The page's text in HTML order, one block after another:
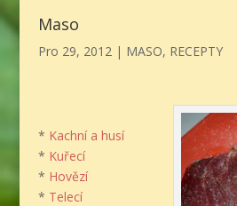
Maso
Pro 29, 2012| MASO, RECEPTY
* Kachní a husí
* Kuřecí
* Hovězí
* Telecí